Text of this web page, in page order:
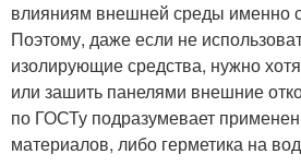
влияниям внешней среды именно
Поэтому, даже если не
изолирующие средства, нужно
или зашить панелями внешние
по ГОСТу подразумевает
материалов, либо герметика на